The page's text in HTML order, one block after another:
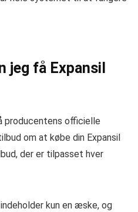
jeg få Expansil
producentens officielle
om at købe din Expansil
der er tilpasset hver
kun en æske, og